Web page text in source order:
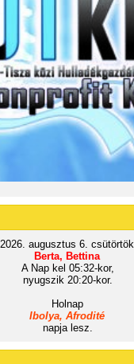
2026. augusztus 6. csütörtök
Berta, Bettina
A Nap kel 05:32-kor,
nyugszik 20:20-kor.
Holnap
Ibolya, Afrodité
napja lesz.